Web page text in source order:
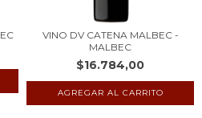
VINO DV CATENA MALBEC -
MALBEC
$16.784,00